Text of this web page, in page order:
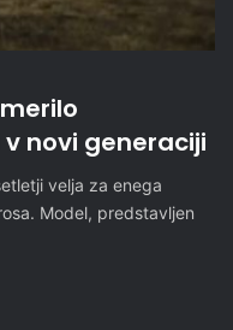
novi generaciji
velja za enega
Model, predstavljen